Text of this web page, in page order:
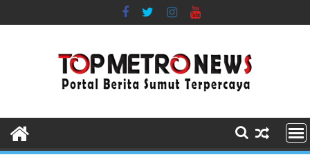
to